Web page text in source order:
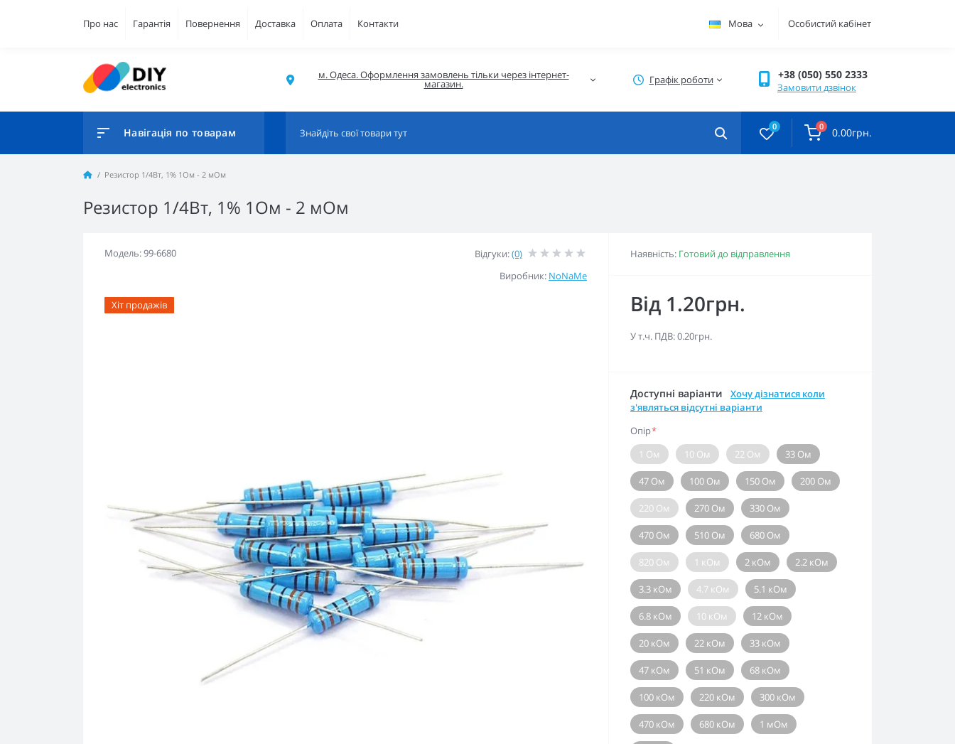
Про нас Гарантія Повернення Доставка Оплата Контакти Мова Особистий кабінет
м. Одеса. Оформлення замовлень тільки через інтернет-
магазин. Графік роботи +38 (050) 550 2333
Замовити дзвінок
Навігація по товарам 0 0 0.00грн.
Резистор 1/4Вт, 1% 1Ом - 2 мОм
Резистор 1/4Вт, 1% 1Ом - 2 мОм
Модель: 99-6680 Відгуки:(0)
Виробник: NoNaMe
Хіт продажів
Наявність: Готовий до відправлення
Від 1.20грн.
У т.ч. ПДВ: 0.20грн.
Доступні варіанти
Хочу дізнатися коли
з'являться відсутні варіанти
Опір*
1 Ом
10 Ом 22 Ом 33 Ом
47 Ом 100 Ом 150 Ом 200 Ом
220 Ом 270 Ом 330 Ом
470 Ом 510 Ом 680 Ом
820 Ом 1 кОм 2 кОм 2.2 кОм
3.3 кОм 4.7 кОм 5.1 кОм
6.8 кОм 10 кОм 12 кОм
20 кОм 22 кОм 33 кОм
47 кОм 51 кОм 68 кОм
100 кОм 220 кОм 300 кОм
470 кОм 680 кОм 1 мОм